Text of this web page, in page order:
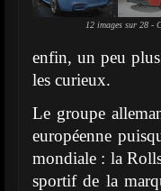
12 images sur 28 -
enfin, un peu
les curieux.
Le groupe
européenne
mondiale : la
sportif de la